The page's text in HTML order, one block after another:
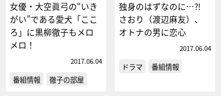
女優・大空眞弓の“いき
がい”である愛犬「ここ
ろ」に黒柳徹子もメロ
メロ！
2017.06.04
番組情報 徹子の部屋
独身のはずなのに…⁈
さおり（渡辺麻友）、
オトナの男に恋心
2017.06.04
ドラマ 番組情報